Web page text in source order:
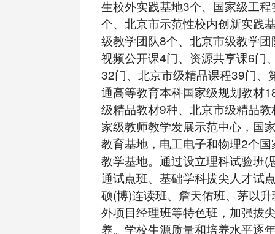
生校外实践基地3个、国家级工
个、北京市示范性校内创新实践
级教学团队8个、北京市级教学
视频公开课4门、资源共享课6门
32门、北京市级精品课程39门、
通高等教育本科国家级规划教材
级精品教材9种、北京市级精品
家级教师教学发展示范中心，国
教育基地，电工电子和物理2个
教学基地。通过设立理科试验班(
通试点班、基础学科拔尖人才试
硕(博)连读班、詹天佑班、茅以
外项目经理班等特色班，加强拔
养。学校生源质量和培养水平逐